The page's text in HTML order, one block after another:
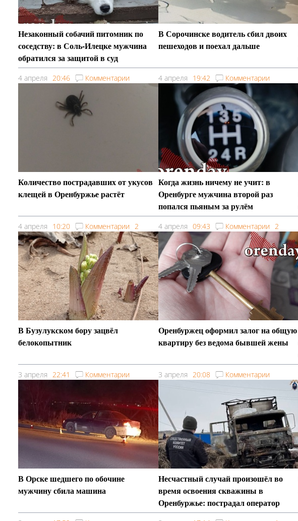
Незаконный собачий питомник по
соседству: в Соль-Илецке мужчина
обратился за защитой в суд
4 апреля 20:46 Комментарии
В Сорочинске водитель сбил двоих
пешеходов и поехал дальше
4 апреля 19:42 Комментарии
Количество пострадавших от укусов
клещей в Оренбуржье растёт
4 апреля 10:20 Комментарии 2
Когда жизнь ничему не учит: в
Оренбурге мужчина второй раз
попался пьяным за рулём
4 апреля 09:43 Комментарии 2
В Бузулукском бору зацвёл
белокопытник
3 апреля 22:41 Комментарии
Оренбуржец оформил залог на общую
квартиру без ведома бывшей жены
3 апреля 20:08 Комментарии
В Орске шедшего по обочине
мужчину сбила машина
Несчастный случай произошёл во
время освоения скважины в
Оренбуржье: пострадал оператор